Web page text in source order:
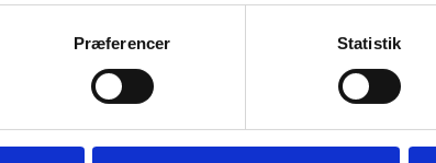
Præferencer Statistik
– 13.30
Vurderet af Kaj
“
Gode priser, mm.”
Vurderet af Patricia
Vurderet af Kai Hou